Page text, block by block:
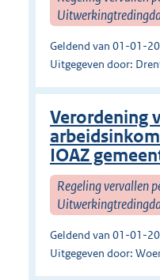
Geldend van 01-01-
Uitgegeven door:
Verordening
IOAZ
Regeling vervallen
Geldend van 01-01-
Uitgegeven door: